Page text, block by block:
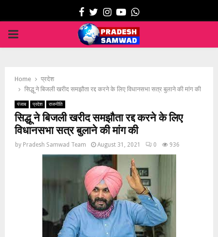
Facebook
Twitter
Instagram
Youtube
Whatsapp
PRIMARY
Home
प्रदेश
सिद्धू ने बिजली खरीद समझौता रद्द करने के लिए विधानसभा सत्र बुलाने की मांग की
पंजाब प्रदेश राजनीति
सिद्धू ने बिजली खरीद समझौता रद्द करने के लिए
विधानसभा सत्र बुलाने की मांग की
by Pradesh Samwad Team August 31, 2021 0 936